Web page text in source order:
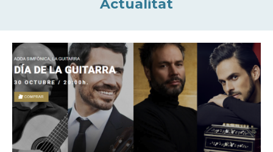
Actualitat